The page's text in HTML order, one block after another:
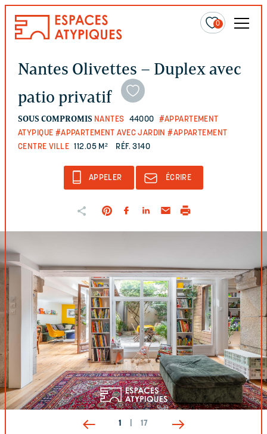
0
Nantes Olivettes – Duplex avec
patio privatif
SOUS COMPROMIS NANTES 44000 #APPARTEMENT
ATYPIQUE #APPARTEMENT AVEC JARDIN #APPARTEMENT
CENTRE VILLE 112.05 M² RÉF. 3140
APPELER ÉCRIRE
1 17